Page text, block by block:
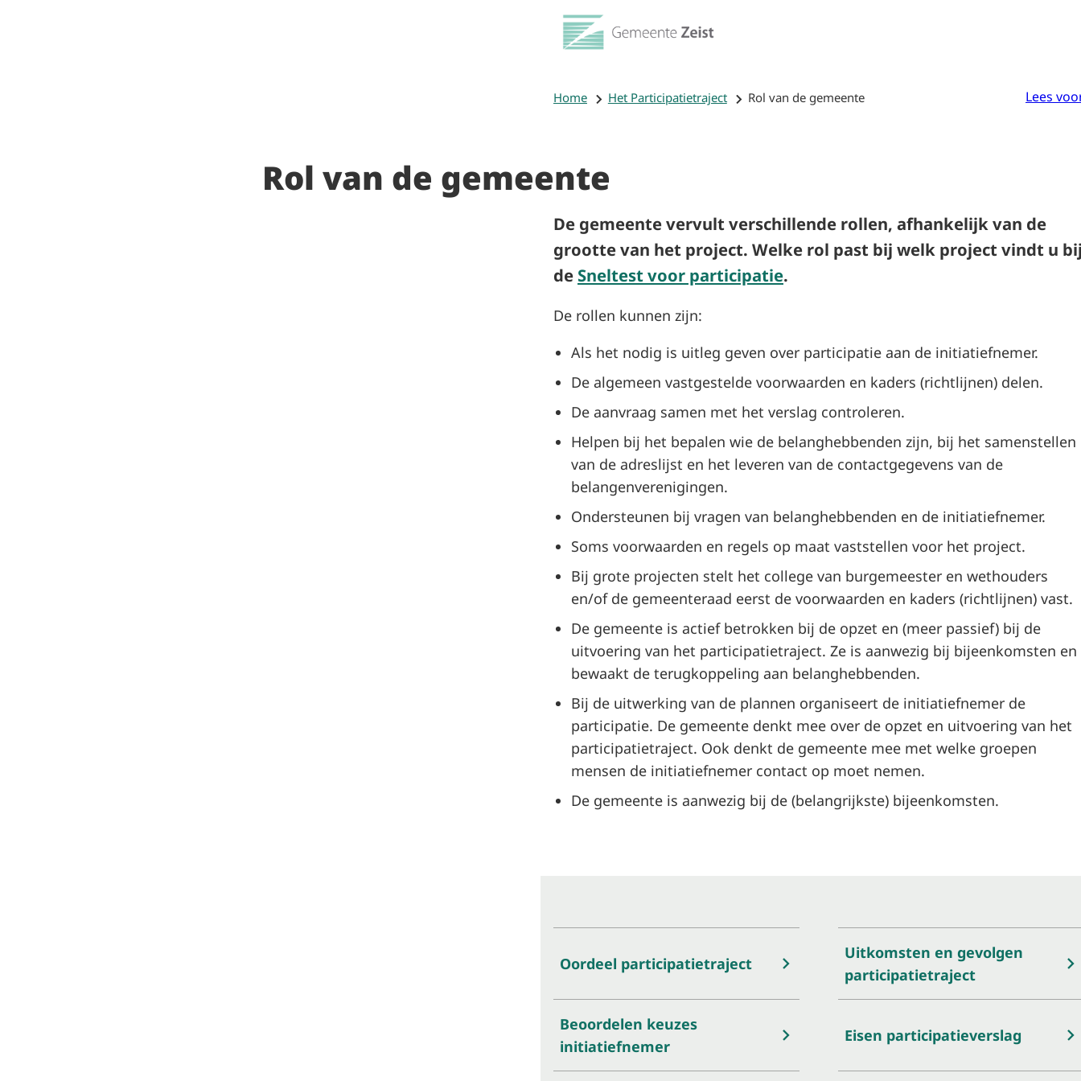
Home Het Participatietraject Rol van de gemeente Lees
Rol van de gemeente
De gemeente vervult verschillende rollen, afhankelijk van de
grootte van het project. Welke rol past bij welk project vindt u
de Sneltest voor participatie.
De rollen kunnen zijn:
Als het nodig is uitleg geven over participatie aan de initiatiefnemer.
De algemeen vastgestelde voorwaarden en kaders (richtlijnen) delen.
De aanvraag samen met het verslag controleren.
Helpen bij het bepalen wie de belanghebbenden zijn, bij het samenstellen
van de adreslijst en het leveren van de contactgegevens van de
belangenverenigingen.
Ondersteunen bij vragen van belanghebbenden en de initiatiefnemer.
Soms voorwaarden en regels op maat vaststellen voor het project.
Bij grote projecten stelt het college van burgemeester en wethouders
en/of de gemeenteraad eerst de voorwaarden en kaders (richtlijnen) vast.
De gemeente is actief betrokken bij de opzet en (meer passief) bij de
uitvoering van het participatietraject. Ze is aanwezig bij bijeenkomsten en
bewaakt de terugkoppeling aan belanghebbenden.
Bij de uitwerking van de plannen organiseert de initiatiefnemer de
participatie. De gemeente denkt mee over de opzet en uitvoering van het
participatietraject. Ook denkt de gemeente mee met welke groepen
mensen de initiatiefnemer contact op moet nemen.
De gemeente is aanwezig bij de (belangrijkste) bijeenkomsten.
Oordeel participatietraject
Uitkomsten en gevolgen
participatietraject
Beoordelen keuzes
initiatiefnemer
Eisen participatieverslag